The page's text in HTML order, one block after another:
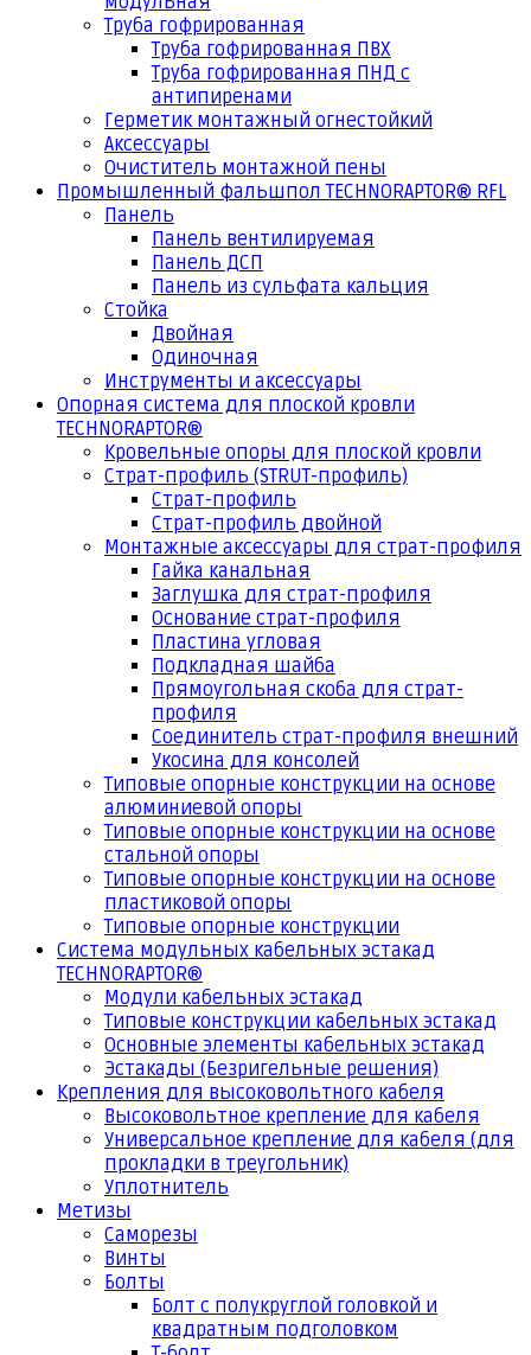
Труба гофрированная
Труба гофрированная ПВХ
Труба гофрированная ПНД с
антипиренами
Герметик монтажный огнестойкий
Аксессуары
Очиститель монтажной пены
Промышленный фальшпол TECHNORAPTOR® RFL
Панель
Панель вентилируемая
Панель ДСП
Панель из сульфата кальция
Стойка
Двойная
Одиночная
Инструменты и аксессуары
Опорная система для плоской кровли
TECHNORAPTOR®
Кровельные опоры для плоской кровли
Страт-профиль (STRUT-профиль)
Страт-профиль
Страт-профиль двойной
Монтажные аксессуары для страт-профиля
Гайка канальная
Заглушка для страт-профиля
Основание страт-профиля
Пластина угловая
Подкладная шайба
Прямоугольная скоба для страт-
профиля
Соединитель страт-профиля внешний
Укосина для консолей
Типовые опорные конструкции на основе
алюминиевой опоры
Типовые опорные конструкции на основе
стальной опоры
Типовые опорные конструкции на основе
пластиковой опоры
Типовые опорные конструкции
Система модульных кабельных эстакад
TECHNORAPTOR®
Модули кабельных эстакад
Типовые конструкции кабельных эстакад
Основные элементы кабельных эстакад
Эстакады (Безригельные решения)
Крепления для высоковольтного кабеля
Высоковольтное крепление для кабеля
Универсальное крепление для кабеля (для
прокладки в треугольник)
Уплотнитель
Метизы
Саморезы
Винты
Болты
Болт с полукруглой головкой и
квадратным подголовком